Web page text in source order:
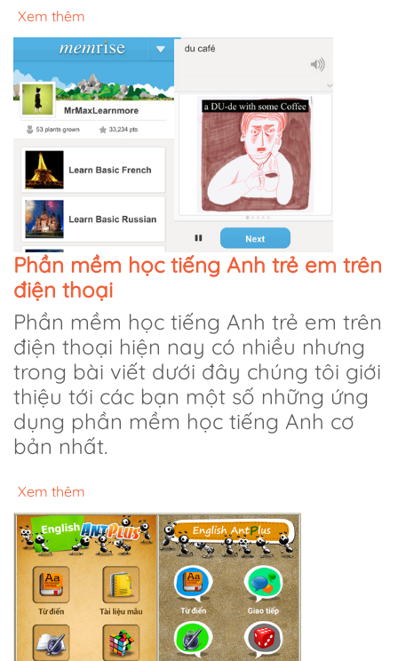
Xem thêm
Phần mềm học tiếng Anh trẻ em trên
điện thoại
Phần mềm học tiếng Anh trẻ em trên
điện thoại hiện nay có nhiều nhưng
trong bài viết dưới đây chúng tôi giới
thiệu tới các bạn một số những ứng
dụng phần mềm học tiếng Anh cơ
bản nhất.
Xem thêm